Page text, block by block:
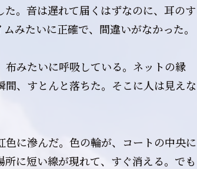
。音は遅れて届くはずなのに、耳のす
みたいに正確で、間違いがなかった。
みたいに呼吸している。ネットの縁
、すとんと落ちた。そこに人は見えな
に滲んだ。色の輪が、コートの中央に
に短い線が現れて、すぐ消える。でも